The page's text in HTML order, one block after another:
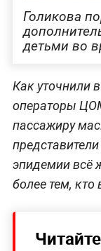
Голикова
детьми во
Как уточнили
операторы
пассажиру
эпидемии всё
более тем, кто